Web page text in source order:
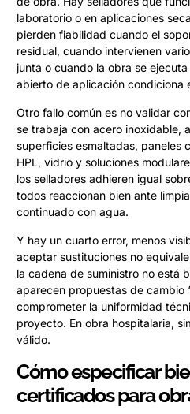
laboratorio o en aplicaciones
pierden fiabilidad cuando el
residual, cuando intervienen
junta o cuando la obra se
abierto de aplicación condiciona
Otro fallo común es no validar
se trabaja con acero inoxidable,
superficies esmaltadas, paneles
HPL, vidrio y soluciones
los selladores adhieren igual
todos reaccionan bien ante
continuado con agua.
Y hay un cuarto error, menos
aceptar sustituciones no
la cadena de suministro no está
aparecen propuestas de cambio
comprometer la uniformidad
proyecto. En obra hospitalaria,
válido.
Cómo especificar
certificados para